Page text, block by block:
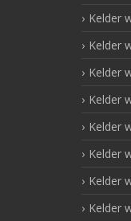
Kelder
Kelder
Kelder
Kelder
Kelder
Kelder
Kelder
Kelder